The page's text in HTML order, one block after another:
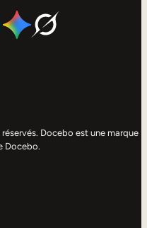
Docebo est une marque
Docebo.